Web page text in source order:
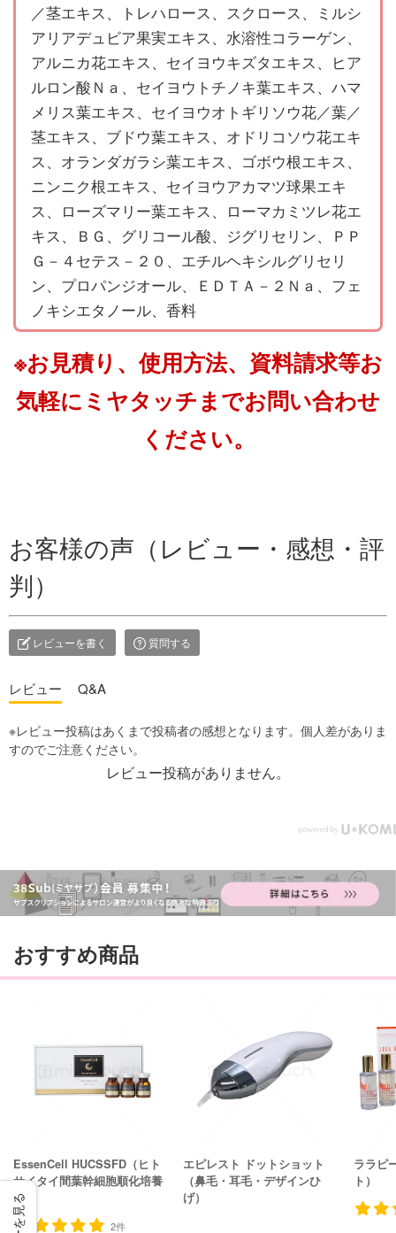
／茎エキス、トレハロース、スクロース、ミルシ
アリアデュビア果実エキス、水溶性コラーゲン、
アルニカ花エキス、セイヨウキズタエキス、ヒア
ルロン酸Ｎａ、セイヨウトチノキ葉エキス、ハマ
メリス葉エキス、セイヨウオトギリソウ花／葉／
茎エキス、ブドウ葉エキス、オドリコソウ花エキ
ス、オランダガラシ葉エキス、ゴボウ根エキス、
ニンニク根エキス、セイヨウアカマツ球果エキ
ス、ローズマリー葉エキス、ローマカミツレ花エ
キス、ＢＧ、グリコール酸、ジグリセリン、ＰＰ
Ｇ－４セテス－２０、エチルヘキシルグリセリ
ン、プロパンジオール、ＥＤＴＡ－２Ｎａ、フェ
ノキシエタノール、香料
※お見積り、使用方法、資料請求等お
気軽にミヤタッチまでお問い合わせ
ください。
お客様の声（レビュー・感想・評
判）
レビューを書く 質問する
レビュー Q&A
レビュー投稿がありません。
おすすめ商品
EssenCell HUCSSFD（ヒト
サイタイ間葉幹細胞順化培養
液）
2件
エピレスト ドットショット
（鼻毛・耳毛・デザインひ
げ）
ララピ
ト）